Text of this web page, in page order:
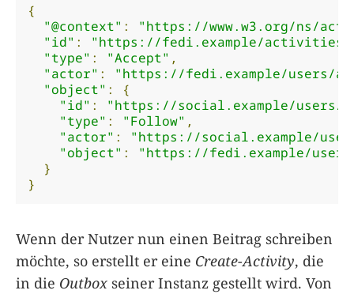
{
"@context" :
"https://www.w3.org/ns/
"id" :
"https://fedi.example/activities/
"type" : "Accept" ,
"actor" :
"https://fedi.example/users/
"object" :
{
"id" :
"https://social.example/
"type" : "Follow" ,
"actor" :
"https://social.example/
"object" :
"https://fedi.example/
}
}
Wenn der Nutzer nun einen Beitrag schreiben
möchte, so erstellt er eine Create-Activity, die
in die Outbox seiner Instanz gestellt wird. Von